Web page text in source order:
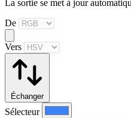
La sortie se met à jour
De
Vers
Échanger
Sélecteur